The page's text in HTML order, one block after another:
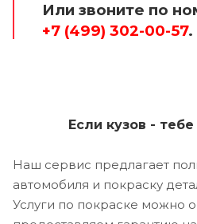
Или звоните по
+7 (499) 302-00-57.
Если кузов -
Наш сервис предлагает
автомобиля и покраску
Услуги по покраске можно